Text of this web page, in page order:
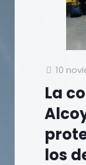
10
La
los